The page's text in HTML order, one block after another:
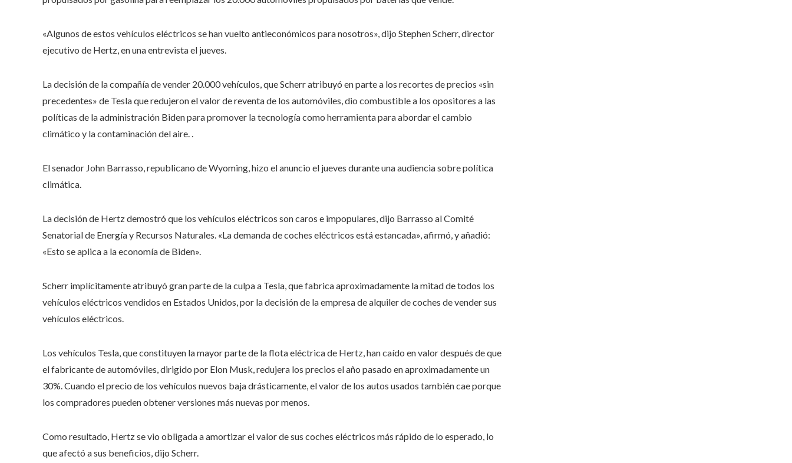
«Algunos de estos vehículos eléctricos se han vuelto antieconómicos para nosotros», dijo Stephen Scherr, director
ejecutivo de Hertz, en una entrevista el jueves.
La decisión de la compañía de vender 20.000 vehículos, que Scherr atribuyó en parte a los recortes de precios «sin
precedentes» de Tesla que redujeron el valor de reventa de los automóviles, dio combustible a los opositores a las
políticas de la administración Biden para promover la tecnología como herramienta para abordar el cambio
climático y la contaminación del aire. .
El senador John Barrasso, republicano de Wyoming, hizo el anuncio el jueves durante una audiencia sobre política
climática.
La decisión de Hertz demostró que los vehículos eléctricos son caros e impopulares, dijo Barrasso al Comité
Senatorial de Energía y Recursos Naturales. «La demanda de coches eléctricos está estancada», afirmó, y añadió:
«Esto se aplica a la economía de Biden».
Scherr implícitamente atribuyó gran parte de la culpa a Tesla, que fabrica aproximadamente la mitad de todos los
vehículos eléctricos vendidos en Estados Unidos, por la decisión de la empresa de alquiler de coches de vender sus
vehículos eléctricos.
Los vehículos Tesla, que constituyen la mayor parte de la flota eléctrica de Hertz, han caído en valor después de que
el fabricante de automóviles, dirigido por Elon Musk, redujera los precios el año pasado en aproximadamente un
30%. Cuando el precio de los vehículos nuevos baja drásticamente, el valor de los autos usados ​​también cae porque
los compradores pueden obtener versiones más nuevas por menos.
Como resultado, Hertz se vio obligada a amortizar el valor de sus coches eléctricos más rápido de lo esperado, lo
que afectó a sus beneficios, dijo Scherr.